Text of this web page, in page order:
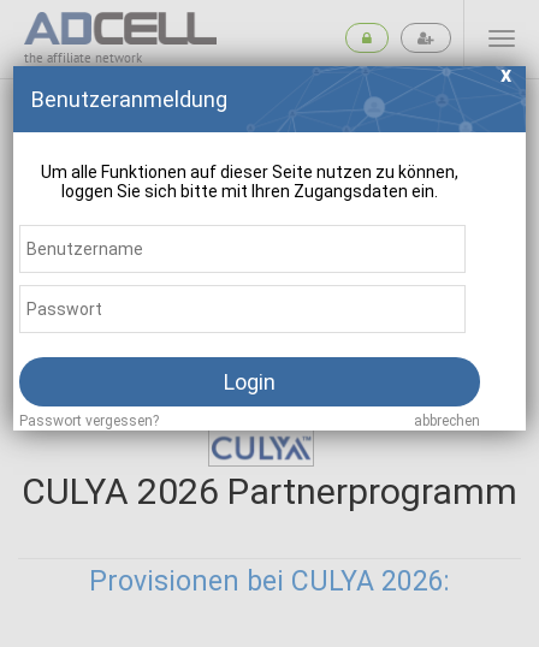
the affiliate network
CULYA 2026 Partnerprogramm
Provisionen bei CULYA 2026:
Benutzeranmeldung
Um alle Funktionen auf dieser Seite nutzen zu können,
loggen Sie sich bitte mit Ihren Zugangsdaten ein.
Login
Passwort vergessen? abbrechen